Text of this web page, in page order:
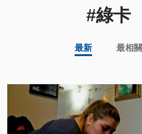
#綠卡
最新 最相關